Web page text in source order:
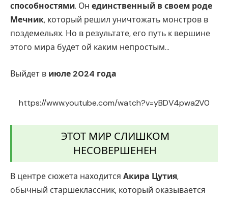
способностями. Он единственный в своем роде
Мечник, который решил уничтожать монстров в
поздемельях. Но в результате, его путь к вершине
этого мира будет ой каким непростым…
Выйдет в июле 2024 года
https://www.youtube.com/watch?v=yBDV4pwa2V0
ЭТОТ МИР СЛИШКОМ
НЕСОВЕРШЕНЕН
В центре сюжета находится Акира Цутия,
обычный старшеклассник, который оказывается